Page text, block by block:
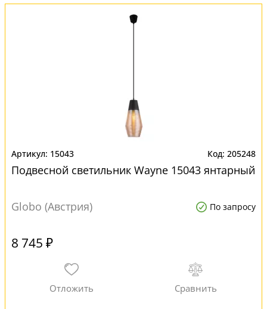
15043 205248
Подвесной светильник Wayne 15043 янтарный
Globo (Австрия) По запросу
8 745 ₽